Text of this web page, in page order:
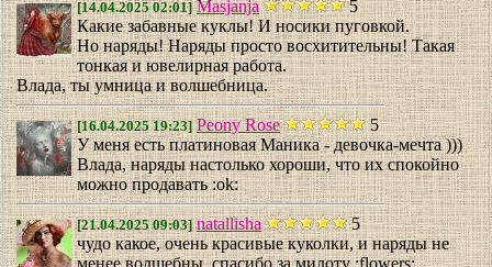
[14.04.2025 02:01] Masjanja
5
Какие забавные куклы! И носики пуговкой.
Но наряды! Наряды просто восхитительны! Такая
тонкая и ювелирная работа.
Влада, ты умница и волшебница.
[16.04.2025 19:23] Peony Rose
5
У меня есть платиновая Маника - девочка-мечта )))
Влада, наряды настолько хороши, что их спокойно
можно продавать :ok:
[21.04.2025 09:03] natallisha
5
чудо какое, очень красивые куколки, и наряды не
менее волшебны, спасибо за милоту :flowers: